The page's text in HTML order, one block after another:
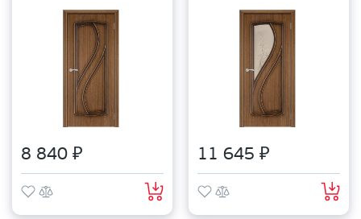
8 840 ₽ 11 645 ₽